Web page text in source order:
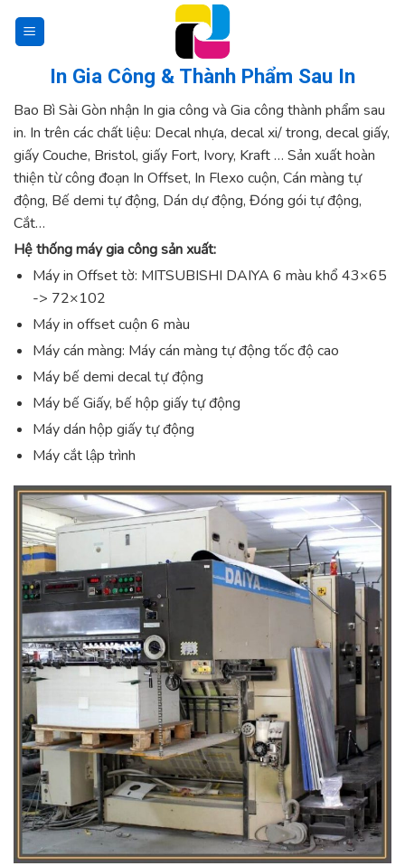
In Gia Công & Thành Phẩm Sau In
Bao Bì Sài Gòn nhận In gia công và Gia công thành phẩm sau
in. In trên các chất liệu: Decal nhựa, decal xi/ trong, decal giấy,
giấy Couche, Bristol, giấy Fort, Ivory, Kraft … Sản xuất hoàn
thiện từ công đoạn In Offset, In Flexo cuộn, Cán màng tự
động, Bế demi tự động, Dán dự động, Đóng gói tự động,
Cắt…
Hệ thống máy gia công sản xuất:
Máy in Offset tờ: MITSUBISHI DAIYA 6 màu khổ 43×65
-> 72×102
Máy in offset cuộn 6 màu
Máy cán màng: Máy cán màng tự động tốc độ cao
Máy bế demi decal tự động
Máy bế Giấy, bế hộp giấy tự động
Máy dán hộp giấy tự động
Máy cắt lập trình